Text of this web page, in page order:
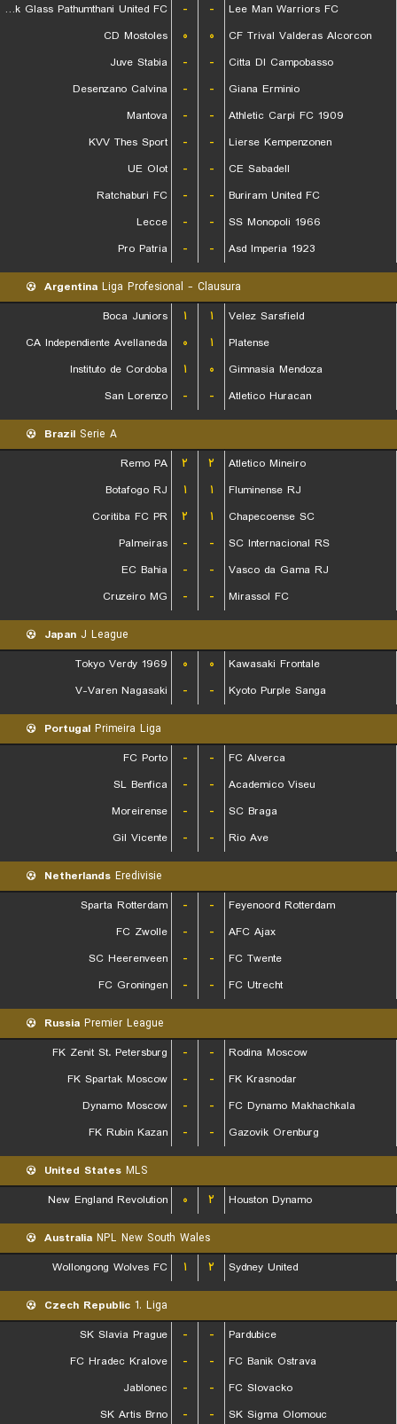
Bangkok Glass Pathumthani United FC
- -
Lee Man Warriors FC
CD Mostoles
۰ ۰
CF Trival Valderas Alcorcon
Juve Stabia
- -
Citta DI Campobasso
Desenzano Calvina
- -
Giana Erminio
Mantova
- -
Athletic Carpi FC 1909
KVV Thes Sport
- -
Lierse Kempenzonen
UE Olot
- -
CE Sabadell
Ratchaburi FC
- -
Buriram United FC
Lecce
- -
SS Monopoli 1966
Pro Patria
- - Asd Imperia 1923
Argentina Liga Profesional - Clausura
Boca Juniors
۱ ۱
Velez Sarsfield
CA Independiente Avellaneda
۰ ۱
Platense
Instituto de Cordoba
۱ ۰
Gimnasia Mendoza
San Lorenzo
- - Atletico Huracan
Brazil Serie A
Remo PA
۲ ۲
Atletico Mineiro
Botafogo RJ
۱ ۱
Fluminense RJ
Coritiba FC PR
۲ ۱
Chapecoense SC
Palmeiras
- -
SC Internacional RS
EC Bahia
- -
Vasco da Gama RJ
Cruzeiro MG
- - Mirassol FC
Japan J League
Tokyo Verdy 1969
۰ ۰
Kawasaki Frontale
V-Varen Nagasaki
- - Kyoto Purple Sanga
Portugal Primeira Liga
FC Porto
- -
FC Alverca
SL Benfica
- -
Academico Viseu
Moreirense
- -
SC Braga
Gil Vicente
- - Rio Ave
Netherlands Eredivisie
Sparta Rotterdam
- -
Feyenoord Rotterdam
FC Zwolle
- -
AFC Ajax
SC Heerenveen
- -
FC Twente
FC Groningen
- - FC Utrecht
Russia Premier League
FK Zenit St. Petersburg
- -
Rodina Moscow
FK Spartak Moscow
- -
FK Krasnodar
Dynamo Moscow
- -
FC Dynamo Makhachkala
FK Rubin Kazan
- - Gazovik Orenburg
United States MLS
New England Revolution
۰ ۲ Houston Dynamo
Australia NPL New South Wales
Wollongong Wolves FC
۱ ۲ Sydney United
Czech Republic 1. Liga
SK Slavia Prague
- -
Pardubice
FC Hradec Kralove
- -
FC Banik Ostrava
Jablonec
- -
FC Slovacko
SK Artis Brno
- - SK Sigma Olomouc